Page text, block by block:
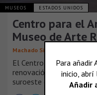
MUSEOS ESTADOS UNIDOS
Centro para el
Museo de Arte
Machado Silvetti
El Centro de Estudios
renovación de las
suroeste del complejo